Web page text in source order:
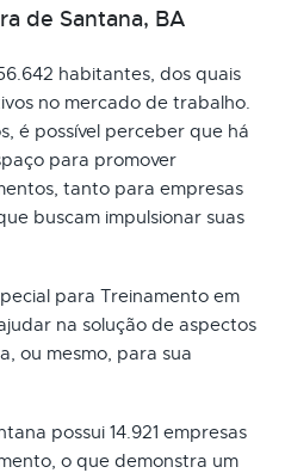
de Santana, BA
habitantes, dos quais
no mercado de trabalho.
é possível perceber que há
para promover
tanto para empresas
buscam impulsionar suas
para Treinamento em
na solução de aspectos
ou mesmo, para sua
possui 14.921 empresas
o que demonstra um